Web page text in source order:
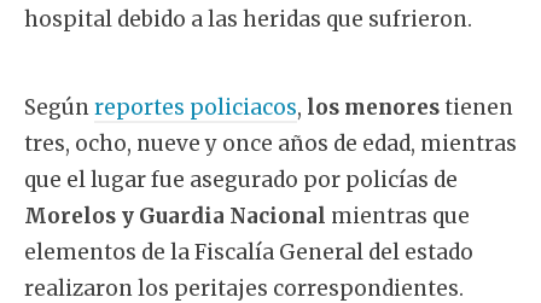
hospital debido a las heridas que sufrieron.
Segúnreportes policiacos, los menorestienen
tres, ocho, nueve y once años de edad, mientras
que el lugar fue asegurado por policías de
Morelos y Guardia Nacional mientras que
elementos de la Fiscalía General del estado
realizaron los peritajes correspondientes.